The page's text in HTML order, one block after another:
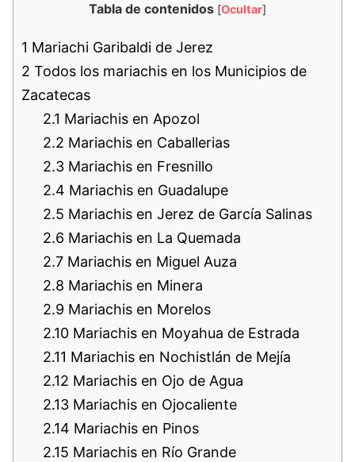
Tabla de contenidos [Ocultar]
1 Mariachi Garibaldi de Jerez
2 Todos los mariachis en los Municipios de
Zacatecas
2.1 Mariachis en Apozol
2.2 Mariachis en Caballerias
2.3 Mariachis en Fresnillo
2.4 Mariachis en Guadalupe
2.5 Mariachis en Jerez de García Salinas
2.6 Mariachis en La Quemada
2.7 Mariachis en Miguel Auza
2.8 Mariachis en Minera
2.9 Mariachis en Morelos
2.10 Mariachis en Moyahua de Estrada
2.11 Mariachis en Nochistlán de Mejía
2.12 Mariachis en Ojo de Agua
2.13 Mariachis en Ojocaliente
2.14 Mariachis en Pinos
2.15 Mariachis en Río Grande